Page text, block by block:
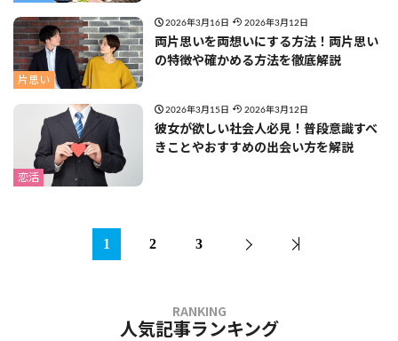
片思い
2026年3月16日 2026年3月12日
両片思いを両想いにする方法！両片思い
の特徴や確かめる方法を徹底解説
恋活
2026年3月15日 2026年3月12日
彼女が欲しい社会人必見！普段意識すべ
きことやおすすめの出会い方を解説
1 2 3
人気記事ランキング